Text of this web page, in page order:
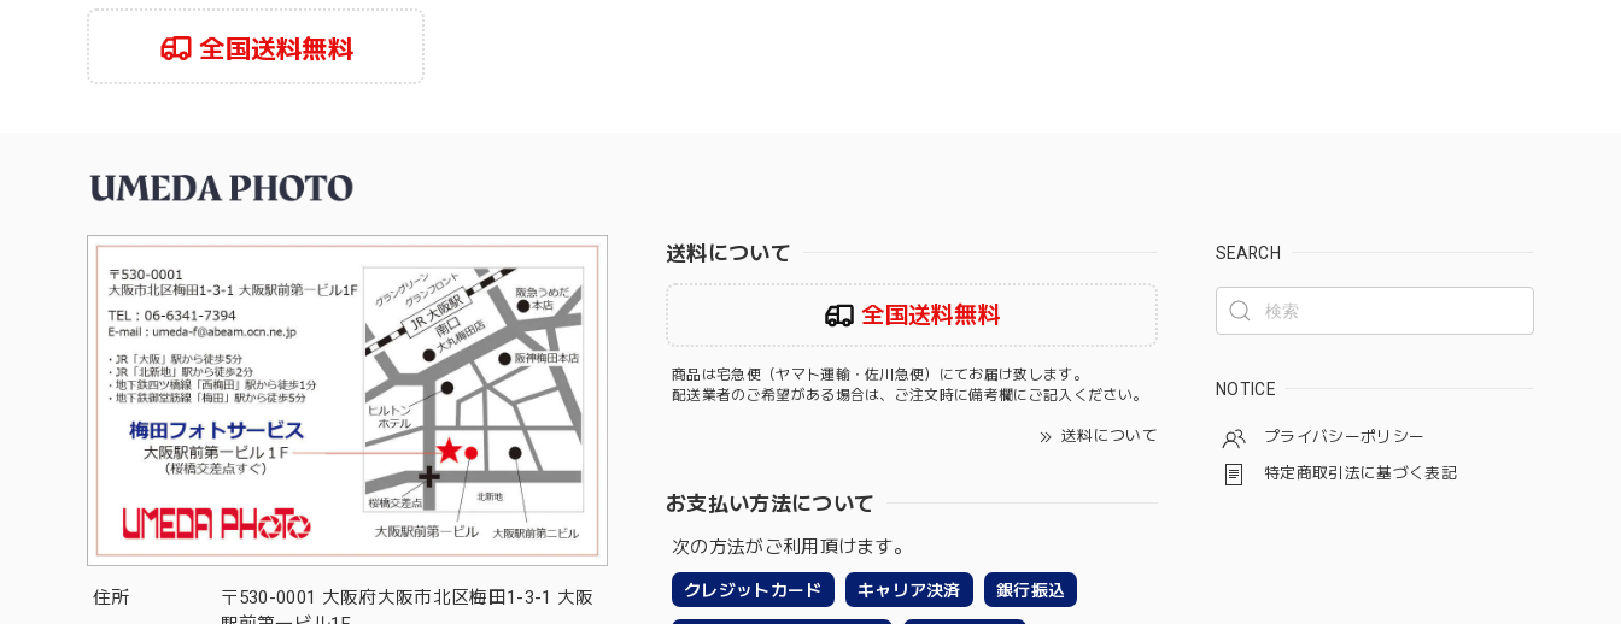
全国送料無料
住所
〒530-0001 大阪府大阪市北区梅田1-3-1 大阪
送料について
全国送料無料
商品は宅急便（ヤマト運輸・佐川急便）にてお届け致します。
配送業者のご希望がある場合は、ご注文時に備考欄にご記入ください。
送料について
お支払い方法について
次の方法がご利用頂けます。
クレジットカード キャリア決済 銀行振込
SEARCH
NOTICE
プライバシーポリシー
特定商取引法に基づく表記